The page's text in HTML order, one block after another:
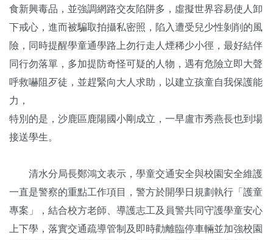
食新興毒品，並強調網路交友陷阱多，虛擬世界容易使人卸
下戒心，進而被騙取拍攝私密照，陷入遭受兒少性剝削的風
險，同時提醒學童通學路上勿行走人煙稀少小徑，最好結伴
同行勿落單，多加提防奇怪可疑的人物，遇有危險立即大聲
呼救嚇阻歹徒，並趕緊向大人求助，以建立孩童自我保護能
力，
特別的是，沙鹿區鹿陽國小剛成立，一早盧市秀燕長也到場
接送學生。
清水分局長鄭鴻文表示，學童交通安全與校園安全維護
一直是警察的重點工作項目，警方於開學日規劃執行「護童
專案」，結合校方老師、導護志工及員警共同守護學童安心
上下學，落實交通疏導管制及即時勸離臨停車輛並加強校園